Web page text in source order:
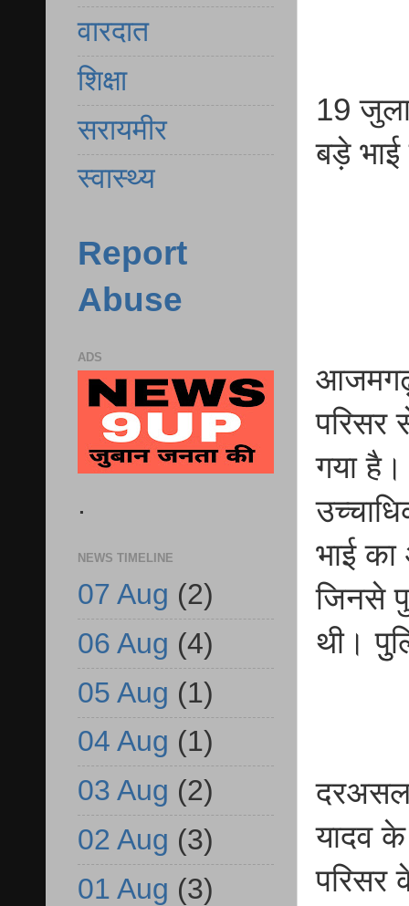
19
बड़े
आजमगढ़
परिसर
गया
भाई
जिनसे
थी।
दरअसल,
यादव
वारदात
शिक्षा
सरायमीर
स्वास्थ्य
Report
Abuse
ADS
.
NEWS TIMELINE
07 Aug (2)
06 Aug (4)
05 Aug (1)
04 Aug (1)
03 Aug (2)
02 Aug (3)
01 Aug (3)